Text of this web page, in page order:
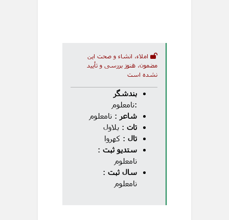
املاء، انشاء و صحت این
مضمون، هنوز بررسی و تأیید
نشده است
بندشگر
:نامعلوم
شاعر : نامعلوم
تات : بلاول
تال : کهروا
ستدیو ثبت :
نامعلوم
سال ثبت :
نامعلوم